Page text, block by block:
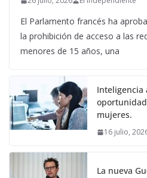
El Parlamento francés ha
la prohibición de acceso a las
menores de 15 años, una
Inteligencia
mujeres.
16 julio,
La nueva